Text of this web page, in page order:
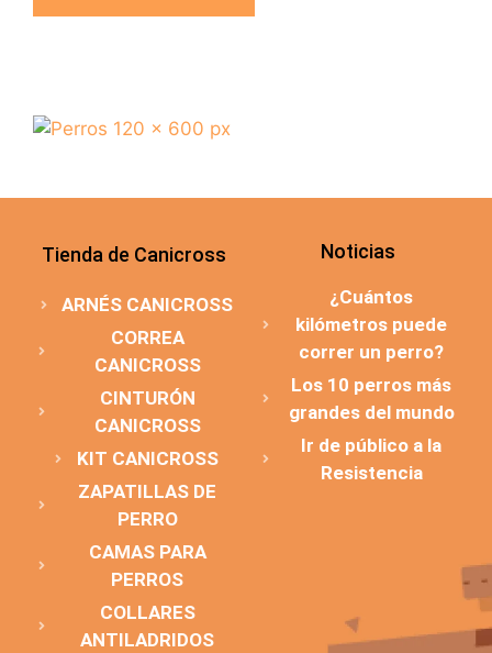
Tienda de Canicross
ARNÉS CANICROSS
CORREA
CANICROSS
CINTURÓN
CANICROSS
KIT CANICROSS
ZAPATILLAS DE
PERRO
CAMAS PARA
PERROS
COLLARES
ANTILADRIDOS
Noticias
¿Cuántos
kilómetros puede
correr un perro?
Los 10 perros más
grandes del mundo
Ir de público a la
Resistencia